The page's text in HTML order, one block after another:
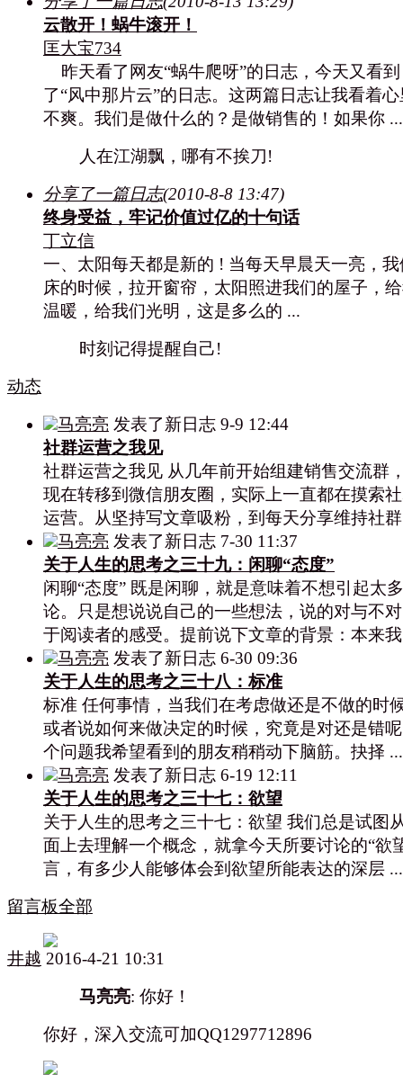
云散开！蜗牛滚开！
匡大宝734
昨天看了网友“蜗牛爬呀”的日志，今天又看到
了“风中那片云”的日志。这两篇日志让我看着
不爽。我们是做什么的？是做销售的！如果你 ...
人在江湖飘，哪有不挨刀!
分享了一篇日志(2010-8-8 13:47)
终身受益，牢记价值过亿的十句话
丁立信
一、太阳每天都是新的 ! 当每天早晨天一亮，
床的时候，拉开窗帘，太阳照进我们的屋子，
温暖，给我们光明，这是多么的 ...
时刻记得提醒自己!
动态
马亮亮 发表了新日志 9-9 12:44
社群运营之我见
社群运营之我见 从几年前开始组建销售交流群
现在转移到微信朋友圈，实际上一直都在摸索
运营。从坚持写文章吸粉，到每天分享维持社
马亮亮 发表了新日志 7-30 11:37
关于人生的思考之三十九：闲聊“态度”
闲聊“态度” 既是闲聊，就是意味着不想引起太
论。只是想说说自己的一些想法，说的对与不
于阅读者的感受。提前说下文章的背景：本来
马亮亮 发表了新日志 6-30 09:36
关于人生的思考之三十八：标准
标准 任何事情，当我们在考虑做还是不做的时
或者说如何来做决定的时候，究竟是对还是错
个问题我希望看到的朋友稍稍动下脑筋。抉择 ...
马亮亮 发表了新日志 6-19 12:11
关于人生的思考之三十七：欲望
关于人生的思考之三十七：欲望 我们总是试图
面上去理解一个概念，就拿今天所要讨论的“欲
言，有多少人能够体会到欲望所能表达的深层 ...
留言板全部
井越 2016-4-21 10:31
马亮亮: 你好！
你好，深入交流可加QQ1297712896